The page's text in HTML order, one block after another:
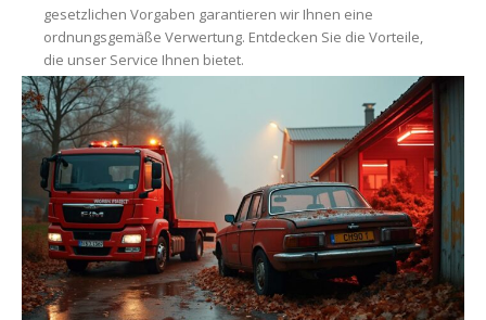
gesetzlichen Vorgaben garantieren wir Ihnen eine
ordnungsgemäße Verwertung. Entdecken Sie die Vorteile,
die unser Service Ihnen bietet.